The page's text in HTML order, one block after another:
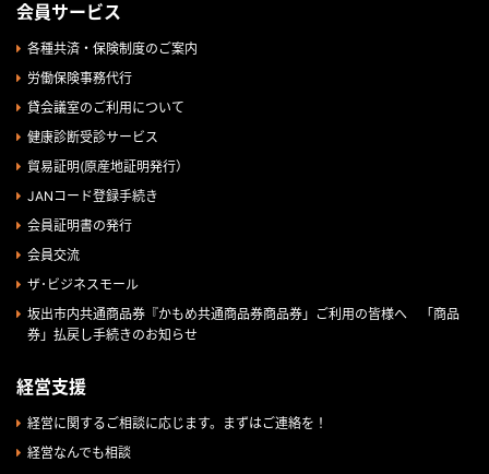
会員サービス
各種共済・保険制度のご案内
労働保険事務代行
貸会議室のご利用について
健康診断受診サービス
貿易証明(原産地証明発行）
JANコード登録手続き
会員証明書の発行
会員交流
ザ･ビジネスモール
坂出市内共通商品券『かもめ共通商品券商品券」ご利用の皆様へ 「商品
券」払戻し手続きのお知らせ
経営支援
経営に関するご相談に応じます。まずはご連絡を！
経営なんでも相談